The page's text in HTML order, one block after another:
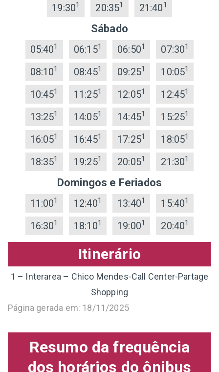
19:301 20:351 21:401
Sábado
05:401 06:151 06:501 07:301
08:101 08:451 09:251 10:051
10:451 11:251 12:051 12:451
13:251 14:051 14:451 15:251
16:051 16:451 17:251 18:051
18:351 19:251 20:051 21:301
Domingos e Feriados
11:001 12:401 13:401 15:401
16:301 18:101 19:001 20:401
Itinerário
1 – Interarea – Chico Mendes-Call Center-Partage
Shopping
Página gerada em: 18/11/2025
Resumo da frequência
dos horários do ônibus